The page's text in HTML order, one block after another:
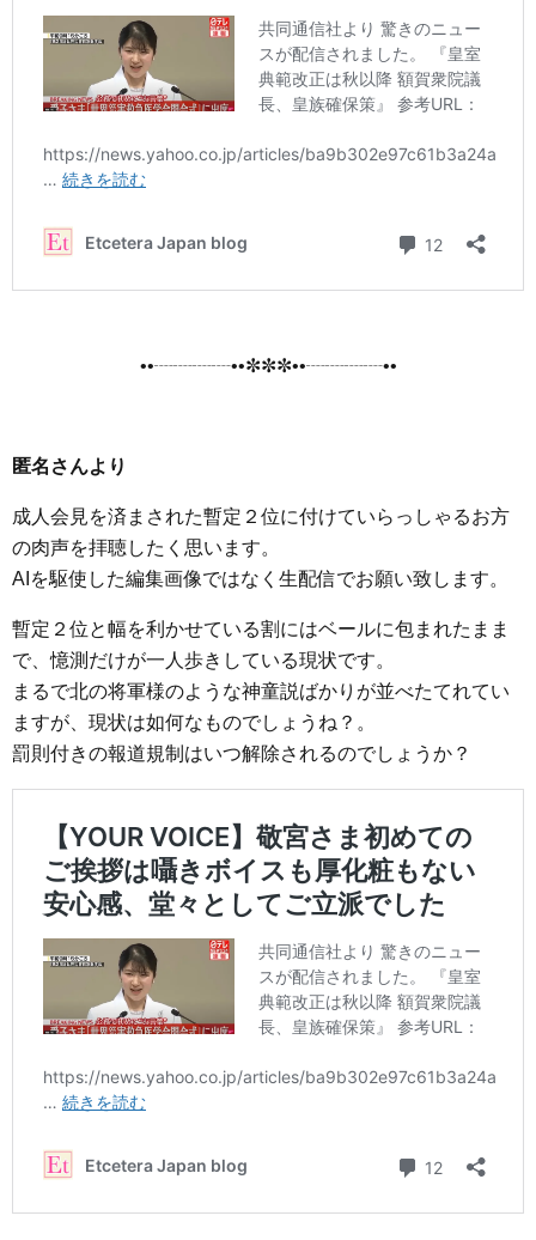
••┈┈┈┈••✼✼✼••┈┈┈┈••
匿名さんより
成人会見を済まされた暫定２位に付けていらっしゃるお方
の肉声を拝聴したく思います。
AIを駆使した編集画像ではなく生配信でお願い致します。
暫定２位と幅を利かせている割にはベールに包まれたまま
で、憶測だけが一人歩きしている現状です。
まるで北の将軍様のような神童説ばかりが並べたてれてい
ますが、現状は如何なものでしょうね？。
罰則付きの報道規制はいつ解除されるのでしょうか？